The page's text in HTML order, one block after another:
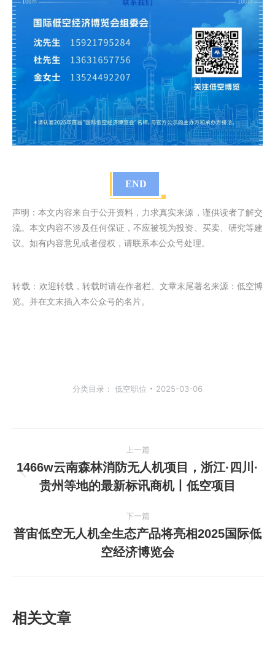
END
声明：本文内容来自于公开资料，力求真实来源，谨供读者了解交
流。本文内容不涉及任何保证，不应被视为投资、买卖、研究等建
议。如有内容意见或者侵权，请联系本公众号处理。
转载： 欢迎转载，转载时请在作者栏、文章末尾著名来源：低空博
览。并在文末插入本公众号的名片。
分类目录： 低空职位 2025-03-06
章
航
上一篇
上
一
篇
文
章：
1466w云南森林消防无人机项目，浙江·四川·
贵州等地的最新标讯商机丨低空项目
下一篇
下
一
普宙低空无人机全生态产品将亮相2025国际低
空经济博览会
相关文章